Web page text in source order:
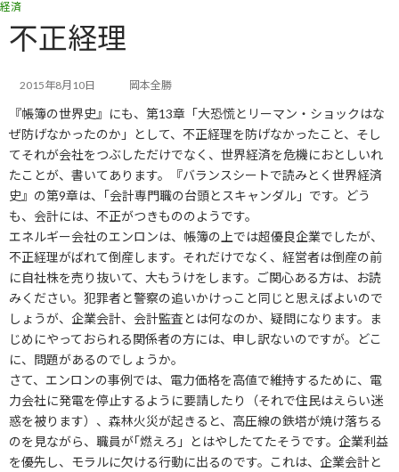
コ
ン
テ
キ
ッ
プ
ナ
ビ
ゲ
に
移
動
経済
不正経理
2015年8月10日 岡本全勝
『帳簿の世界史』にも、第13章「大恐慌とリーマン・ショックはな
ぜ防げなかったのか」として、不正経理を防げなかったこと、そし
てそれが会社をつぶしただけでなく、世界経済を危機におとしいれ
たことが、書いてあります。『バランスシートで読みとく世界経済
史』の第9章は、｢会計専門職の台頭とスキャンダル」です。どう
も、会計には、不正がつきもののようです。
エネルギー会社のエンロンは、帳簿の上では超優良企業でしたが、
不正経理がばれて倒産します。それだけでなく、経営者は倒産の前
に自社株を売り抜いて、大もうけをします。ご関心ある方は、お読
みください。犯罪者と警察の追いかけっこと同じと思えばよいので
しょうが、企業会計、会計監査とは何なのか、疑問になります。ま
じめにやっておられる関係者の方には、申し訳ないのですが。どこ
に、問題があるのでしょうか。
さて、エンロンの事例では、電力価格を高値で維持するために、電
力会社に発電を停止するように要請したり（それで住民はえらい迷
惑を被ります）、森林火災が起きると、高圧線の鉄塔が焼け落ちる
のを見ながら、職員が｢燃えろ」とはやしたてたそうです。企業利益
を優先し、モラルに欠ける行動に出るのです。これは、企業会計と